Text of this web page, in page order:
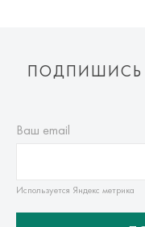
ПОДПИШИСЬ
Ваш email
Используется Яндекс метрика